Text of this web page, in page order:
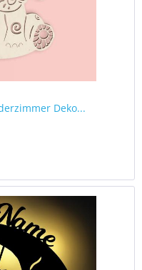
Deko...